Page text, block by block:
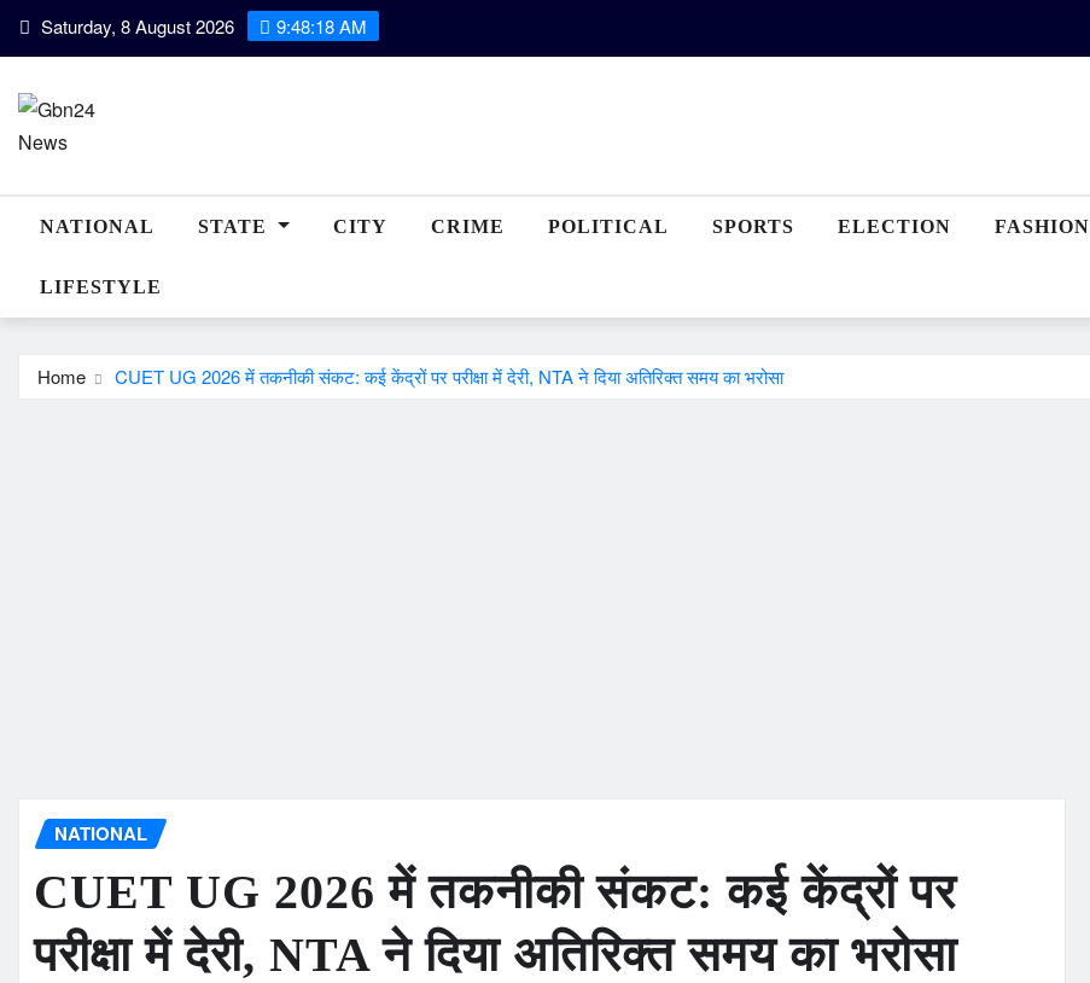
Skip Saturday, 8 August 2026 9:48:19 AM
NATIONAL STATE CITY CRIME POLITICAL SPORTS ELECTION FASHION
LIFESTYLE
Home CUET UG 2026 में तकनीकी संकट: कई केंद्रों पर परीक्षा में देरी, NTA ने दिया अतिरिक्त समय का भरोसा
NATIONAL
CUET UG 2026 में तकनीकी संकट: कई केंद्रों पर
परीक्षा में देरी, NTA ने दिया अतिरिक्त समय का भरोसा